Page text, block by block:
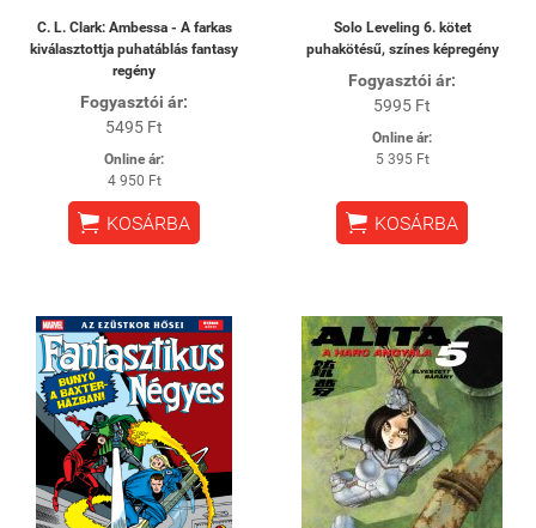
C. L. Clark: Ambessa - A farkas
kiválasztottja puhatáblás fantasy
regény
Fogyasztói ár:
5495 Ft
Online ár:
4 950 Ft
 KOSÁRBA
Solo Leveling 6. kötet
puhakötésű, színes képregény
Fogyasztói ár:
5995 Ft
Online ár:
5 395 Ft
 KOSÁRBA